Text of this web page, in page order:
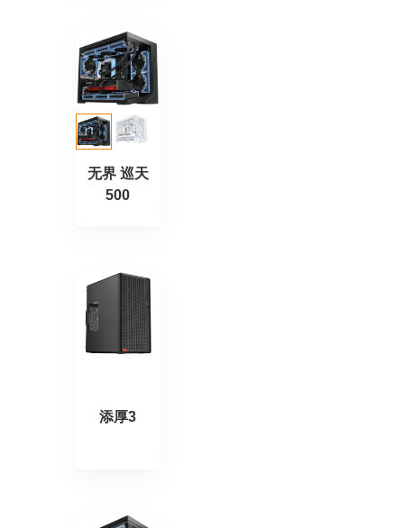
无界 巡天
500
添厚3